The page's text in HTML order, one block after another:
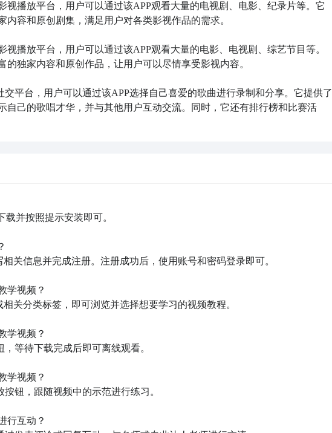
视播放平台，用户可以通过该APP观看大量的电视剧、电影、纪录片等。它
容和原创剧集，满足用户对各类影视作品的需求。
播放平台，用户可以通过该APP观看大量的电影、电视剧、综艺节目等。
独家内容和原创作品，让用户可以尽情享受影视内容。
平台，用户可以通过该APP选择自己喜爱的歌曲进行录制和分享。它提供了
自己的歌唱才华，并与其他用户互动交流。同时，它还有排行榜和比赛活
学视频？
学视频？
学视频？
行互动？